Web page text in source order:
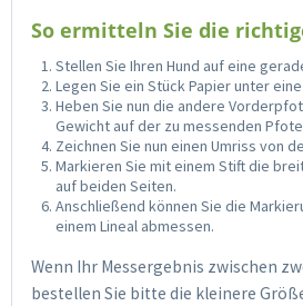
So ermitteln Sie die
Stellen Sie Ihren Hund auf eine
Legen Sie ein Stück Papier unter
Heben Sie nun die andere
Gewicht auf der zu messenden
Zeichnen Sie nun einen Umriss von
Markieren Sie mit einem Stift die
auf beiden Seiten.
Anschließend können Sie die
einem Lineal abmessen.
Wenn Ihr Messergebnis zwischen
bestellen Sie bitte die kleinere